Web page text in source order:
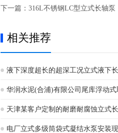
下一篇： 316L不锈钢LC型立式长轴泵
相关推荐
液下深度超长的超深工况立式液下
华润水泥(合浦)有限公司尾库浮动
现场
天津某客户定制的耐磨耐腐蚀立式
电厂立式多级筒袋式凝结水泵安装